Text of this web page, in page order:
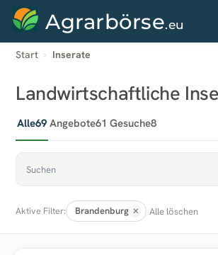
Agrarbörse.eu
Start Inserate
Landwirtschaftliche
Alle69 Angebote61 Gesuche8
Aktive Filter: Brandenburg Alle löschen